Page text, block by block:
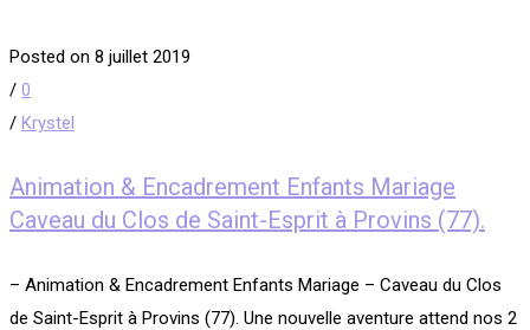
Posted on 8 juillet 2019
/ 0
/ Krystel
Animation & Encadrement Enfants Mariage
Caveau du Clos de Saint-Esprit à Provins (77).
– Animation & Encadrement Enfants Mariage – Caveau du Clos
de Saint-Esprit à Provins (77). Une nouvelle aventure attend nos 2